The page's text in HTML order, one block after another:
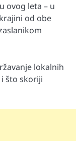
ovog leta – u
od obe
lokalnih
i što skoriji